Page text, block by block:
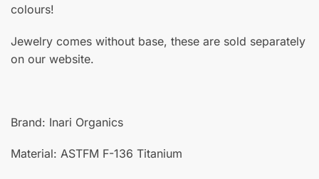
colours!
Jewelry comes without base, these are sold separately
on our website.
Brand: Inari Organics
Material: ASTFM F-136 Titanium